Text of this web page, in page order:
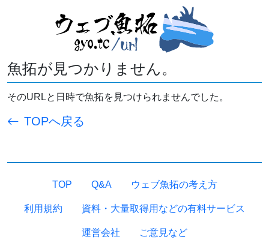
魚拓が見つかりません。
そのURLと日時で魚拓を見つけられませんでした。
TOPへ戻る
TOP Q&A ウェブ魚拓の考え方
利用規約 資料・大量取得用などの有料サービス
運営会社 ご意見など